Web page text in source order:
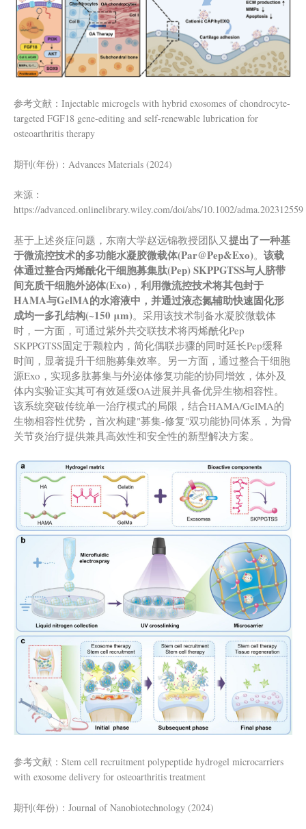
参考文献：Injectable microgels with hybrid exosomes of chondrocyte-
targeted FGF18 gene-editing and self-renewable lubrication for
osteoarthritis therapy
期刊(年份)：Advances Materials (2024)
来源：
https://advanced.onlinelibrary.wiley.com/doi/abs/10.1002/adma.202312559
基于上述炎症问题，东南大学赵远锦教授团队又提出了一种基
于微流控技术的多功能水凝胶微载体(Par@Pep&Exo)。 该载
体通过整合丙烯酰化干细胞募集肽(Pep) SKPPGTSS与人脐带
间充质干细胞外泌体(Exo) ， 利用微流控技术将其包封于
HAMA与GelMA的水溶液中，并通过液态氮辅助快速固化形
成均一多孔结构(~150 μm)。采用该技术制备水凝胶微载体
时，一方面，可通过紫外共交联技术将丙烯酰化Pep
SKPPGTSS固定于颗粒内，简化偶联步骤的同时延长Pep缓释
时间，显著提升干细胞募集效率。另一方面，通过整合干细胞
源Exo，实现多肽募集与外泌体修复功能的协同增效，体外及
体内实验证实其可有效延缓OA进展并具备优异生物相容性。
该系统突破传统单一治疗模式的局限，结合HAMA/GelMA的
生物相容性优势，首次构建"募集-修复"双功能协同体系，为骨
关节炎治疗提供兼具高效性和安全性的新型解决方案。
参考文献：Stem cell recruitment polypeptide hydrogel microcarriers
with exosome delivery for osteoarthritis treatment
期刊(年份)：Journal of Nanobiotechnology (2024)